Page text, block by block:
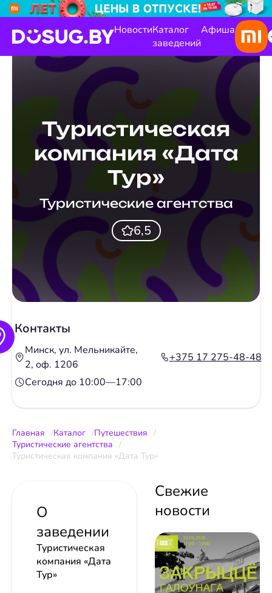
НовостиКаталог
заведений
Афиша
Туристическая
компания «Дата
Тур»
Туристические агентства
6,5
Контакты
Минск, ул. Мельникайте,
2, оф. 1206
+375 17 275-48-48
Сегодня до 10:00—17:00
Главная Каталог
Путешествия
Туристические агентства
Туристическая компания «Дата Тур»
О
заведении
Туристическая
компания «Дата
Тур»
Свежие
новости